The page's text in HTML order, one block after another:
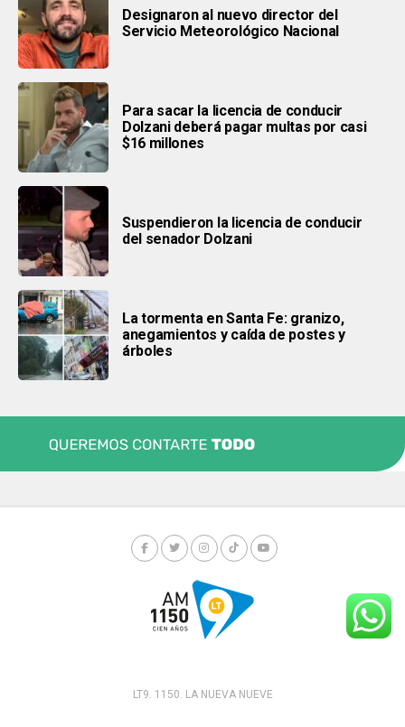
Designaron al nuevo director del
Servicio Meteorológico Nacional
Para sacar la licencia de conducir
Dolzani deberá pagar multas por casi
$16 millones
Suspendieron la licencia de conducir
del senador Dolzani
La tormenta en Santa Fe: granizo,
anegamientos y caída de postes y
árboles
LT9. 1150. LA NUEVA NUEVE